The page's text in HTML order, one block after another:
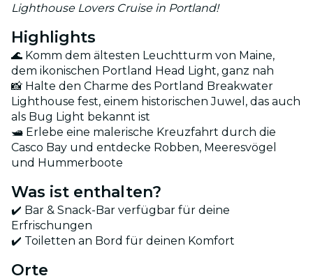
Lighthouse Lovers Cruise in Portland!
Highlights
🌊 Komm dem ältesten Leuchtturm von Maine,
dem ikonischen Portland Head Light, ganz nah
📸 Halte den Charme des Portland Breakwater
Lighthouse fest, einem historischen Juwel, das auch
als Bug Light bekannt ist
🛥️ Erlebe eine malerische Kreuzfahrt durch die
Casco Bay und entdecke Robben, Meeresvögel
und Hummerboote
Was ist enthalten?
✔️ Bar & Snack-Bar verfügbar für deine
Erfrischungen
✔️ Toiletten an Bord für deinen Komfort
Orte